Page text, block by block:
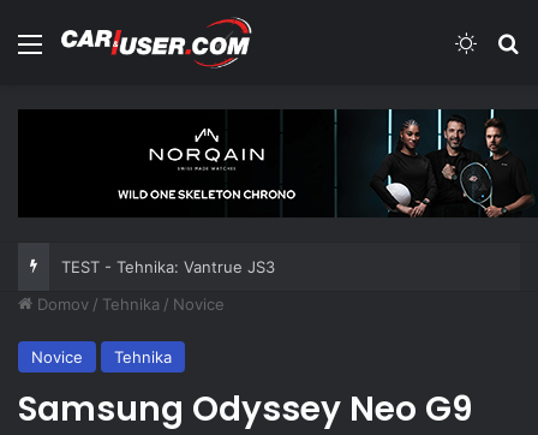
Meni
TEST - Tehnika: Vantrue JS3
Domov / Tehnika / Novice
Novice Tehnika
Samsung Odyssey Neo G9